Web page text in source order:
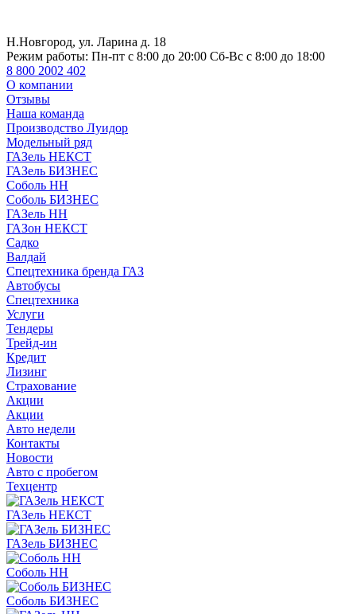
Н.Новгород, ул. Ларина д. 18
Режим работы: Пн-пт с 8:00 до 20:00 Сб-Вс с 8:00 до 18:00
8 800 2002 402
О компании
Отзывы
Наша команда
Производство Луидор
Модельный ряд
ГАЗель НЕКСТ
ГАЗель БИЗНЕС
Соболь НН
Соболь БИЗНЕС
ГАЗель НН
ГАЗон НЕКСТ
Садко
Валдай
Спецтехника бренда ГАЗ
Автобусы
Спецтехника
Услуги
Тендеры
Трейд-ин
Кредит
Лизинг
Страхование
Акции
Акции
Авто недели
Контакты
Новости
Авто с пробегом
Техцентр
ГАЗель НЕКСТ
ГАЗель БИЗНЕС
Соболь НН
Соболь БИЗНЕС